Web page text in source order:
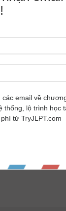
các email về
thống, lộ trình học
từ TryJLPT.com
A +156
Nhật JLPT